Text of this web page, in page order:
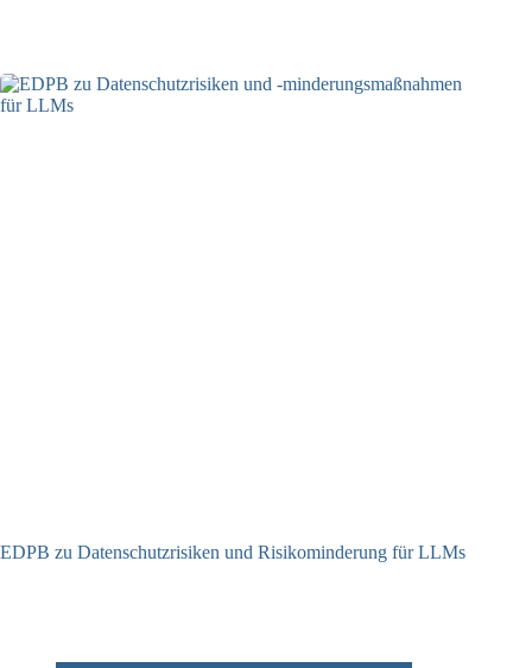
EDPB zu Datenschutzrisiken und Risikominderung für LLMs